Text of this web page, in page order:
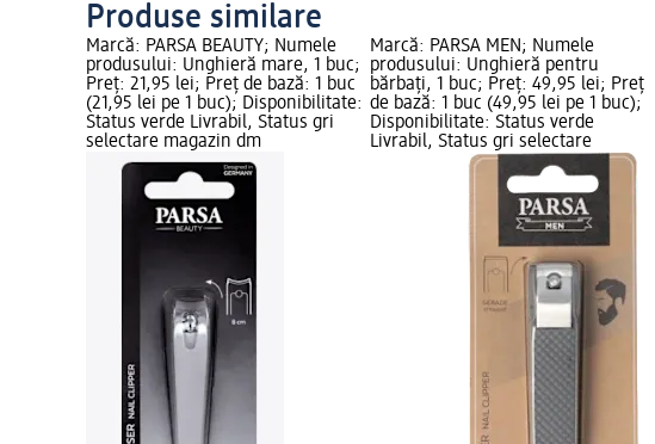
Produse similare
Marcă: PARSA BEAUTY; Numele
produsului: Unghieră mare, 1 buc;
Preț: 21,95 lei; Preț de bază: 1 buc
(21,95 lei pe 1 buc); Disponibilitate:
Status verde Livrabil, Status gri
selectare magazin dm
Marcă: PARSA MEN; Numele
produsului: Unghieră pentru
bărbați, 1 buc; Preț: 49,95 lei; Preț
de bază: 1 buc (49,95 lei pe 1 buc);
Disponibilitate: Status verde
Livrabil, Status gri selectare